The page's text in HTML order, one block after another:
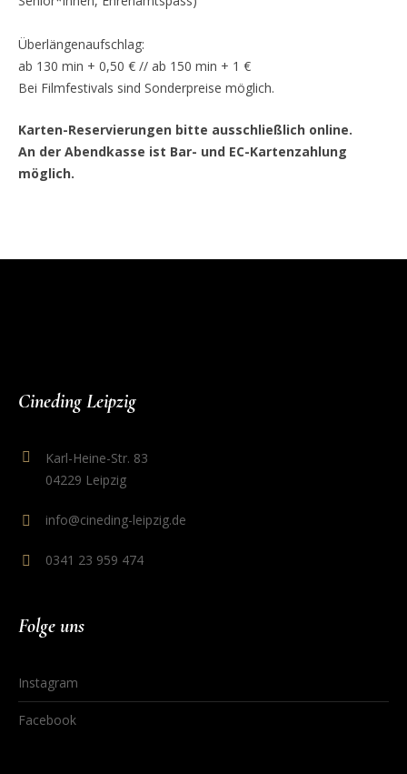
Überlängenaufschlag:
ab 130 min + 0,50 € // ab 150 min + 1 €
Bei Filmfestivals sind Sonderpreise möglich.
Karten-Reservierungen bitte ausschließlich online.
An der Abendkasse ist Bar- und EC-Kartenzahlung
möglich.
Cineding Leipzig
Karl-Heine-Str. 83
04229 Leipzig
info@cineding-leipzig.de
0341 23 959 474
Folge uns
Instagram
Facebook